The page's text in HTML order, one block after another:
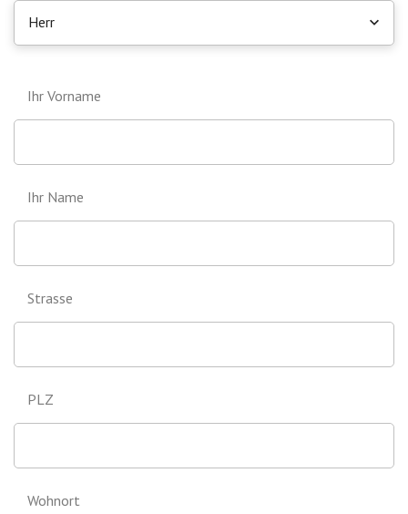
Herr
Ihr Vorname
Ihr Name
Strasse
PLZ
Wohnort